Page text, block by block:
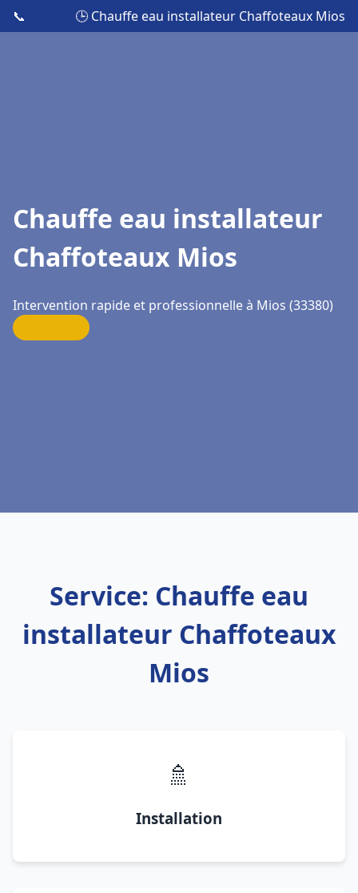
📞 🕒 Chauffe eau installateur Chaffoteaux Mios
Chauffe eau installateur
Chaffoteaux Mios
Intervention rapide et professionnelle à Mios (33380)
Service: Chauffe eau
installateur Chaffoteaux
Mios
🚿
Installation